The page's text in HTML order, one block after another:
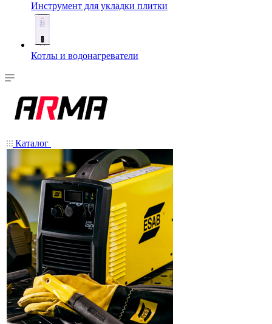
Инструмент для укладки плитки
Котлы и водонагреватели
Каталог